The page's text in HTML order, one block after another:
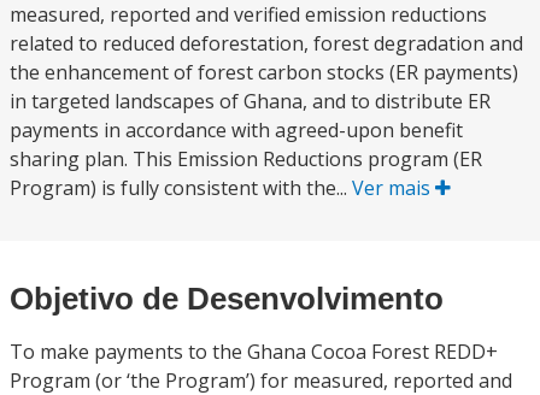
measured, reported and verified emission reductions
related to reduced deforestation, forest degradation and
the enhancement of forest carbon stocks (ER payments)
in targeted landscapes of Ghana, and to distribute ER
payments in accordance with agreed-upon benefit
sharing plan. This Emission Reductions program (ER
Program) is fully consistent with the... Ver mais
Objetivo de Desenvolvimento
To make payments to the Ghana Cocoa Forest REDD+
Program (or ‘the Program’) for measured, reported and